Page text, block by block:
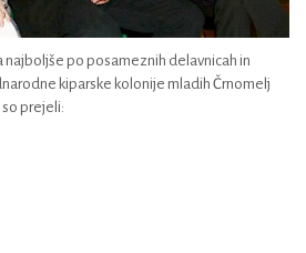
najboljše po posameznih delavnicah in
kiparske kolonije mladih Črnomelj
prejeli: